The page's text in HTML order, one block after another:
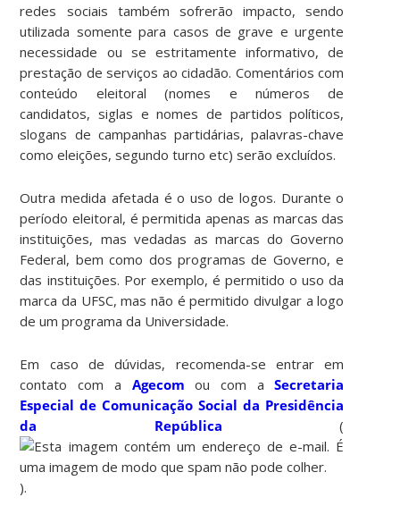
redes sociais também sofrerão impacto, sendo
utilizada somente para casos de grave e urgente
necessidade ou se estritamente informativo, de
prestação de serviços ao cidadão. Comentários com
conteúdo eleitoral (nomes e números de
candidatos, siglas e nomes de partidos políticos,
slogans de campanhas partidárias, palavras-chave
como eleições, segundo turno etc) serão excluídos.
Outra medida afetada é o uso de logos. Durante o
período eleitoral, é permitida apenas as marcas das
instituições, mas vedadas as marcas do Governo
Federal, bem como dos programas de Governo, e
das instituições. Por exemplo, é permitido o uso da
marca da UFSC, mas não é permitido divulgar a logo
de um programa da Universidade.
Em caso de dúvidas, recomenda-se entrar em
contato com a Agecom ou com aSecretaria
Especial de Comunicação Social da Presidência
da República (
).